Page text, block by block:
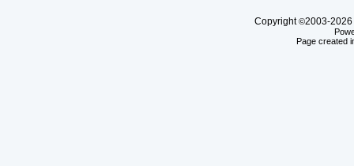
Copyright©2003-2026
Page created